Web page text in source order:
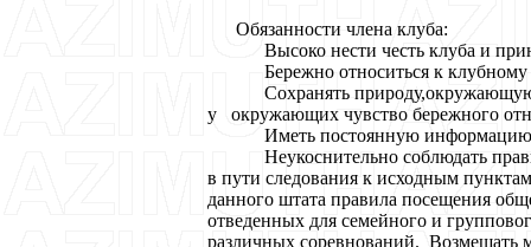
Обязанности члена клуба:
Высоко нести честь клуба и
Бережно относиться к клубному
Сохранять природу,окружающую
у окружающих чувство бережного
Иметь постоянную информацию
Неукоснительно соблюдать
в пути следования к исходным
данного штата правила посещения
отведенных для семейного и
различных соревнований. Возмещать